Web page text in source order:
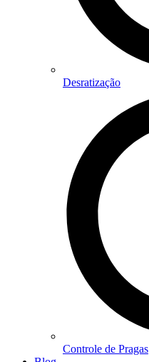
Desratização
Controle de Pragas